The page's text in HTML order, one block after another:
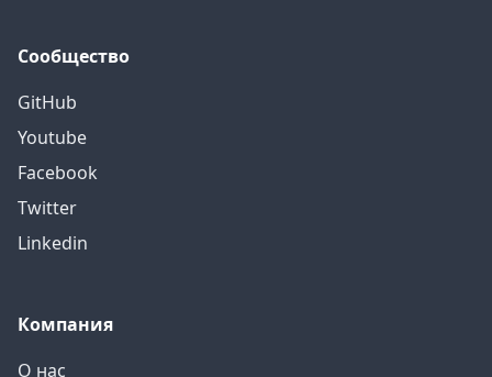
Сообщество
GitHub
Youtube
Facebook
Twitter
Linkedin
Компания
О нас